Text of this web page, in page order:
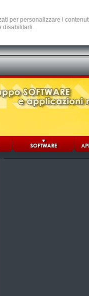
per personalizzare i
disabilitarli.